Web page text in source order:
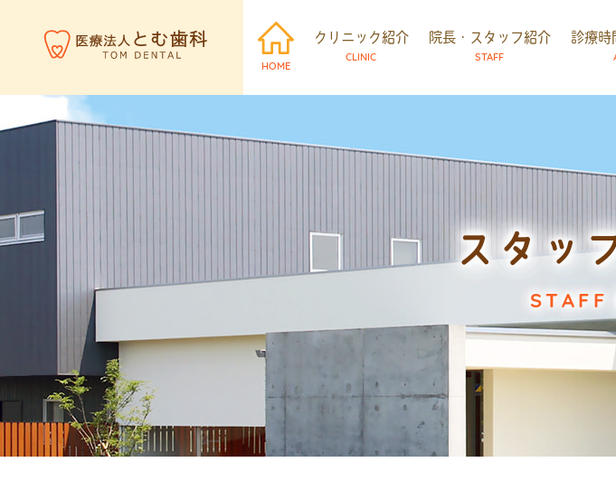
HOME
クリニック紹介
CLINIC
院長・スタッフ紹介
STAFF
診療時
スタッ
STAFF